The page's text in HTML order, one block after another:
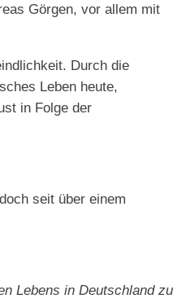
Görgen, vor allem mit
Durch die
Leben heute,
in Folge der
seit über einem
Lebens in Deutschland zu